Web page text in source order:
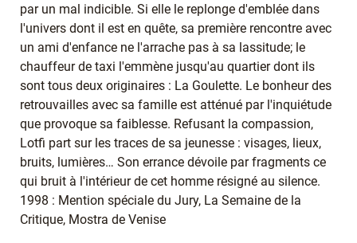
par un mal indicible. Si elle le replonge d'emblée dans
l'univers dont il est en quête, sa première rencontre avec
un ami d'enfance ne l'arrache pas à sa lassitude; le
chauffeur de taxi l'emmène jusqu'au quartier dont ils
sont tous deux originaires : La Goulette. Le bonheur des
retrouvailles avec sa famille est atténué par l'inquiétude
que provoque sa faiblesse. Refusant la compassion,
Lotfi part sur les traces de sa jeunesse : visages, lieux,
bruits, lumières… Son errance dévoile par fragments ce
qui bruit à l'intérieur de cet homme résigné au silence.
1998 : Mention spéciale du Jury, La Semaine de la
Critique, Mostra de Venise